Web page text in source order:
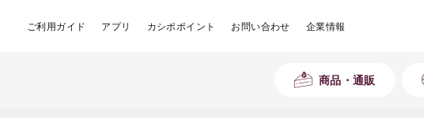
ご利用ガイド アプリ カシポポイント お問い合わせ 企業情報
商品・通販